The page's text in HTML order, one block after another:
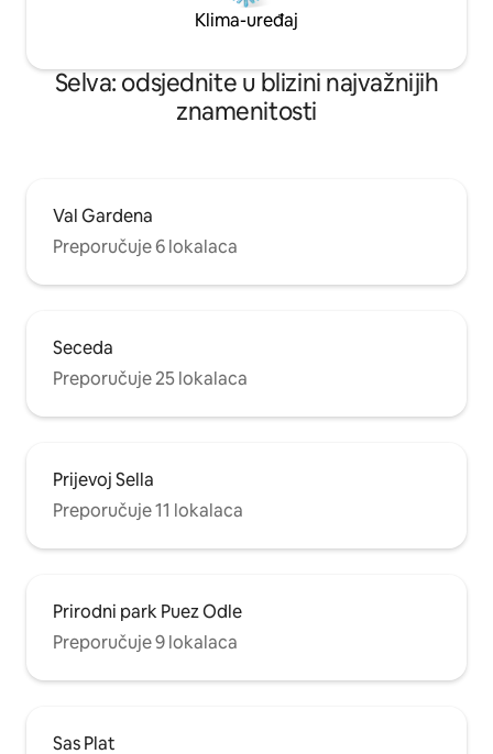
Klima-uređaj
Selva: odsjednite u blizini najvažnijih
znamenitosti
Val Gardena
Preporučuje 6 lokalaca
Seceda
Preporučuje 25 lokalaca
Prijevoj Sella
Preporučuje 11 lokalaca
Prirodni park Puez Odle
Preporučuje 9 lokalaca
Sas Plat